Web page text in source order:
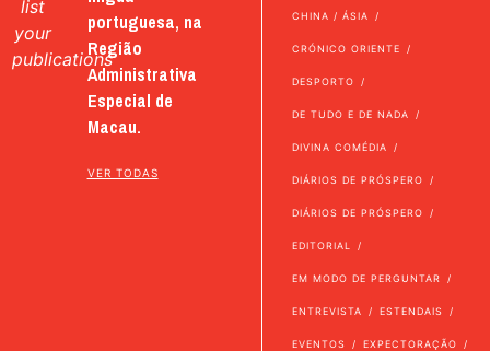
list
your
publications
portuguesa, na
Região
Administrativa
Especial de
Macau.
VER TODAS
CHINA / ÁSIA
CRÓNICO ORIENTE
DESPORTO
DE TUDO E DE NADA
DIVINA COMÉDIA
DIÁRIOS DE PRÓSPERO
DIÁRIOS DE PRÓSPERO
EDITORIAL
EM MODO DE PERGUNTAR
ENTREVISTA ESTENDAIS
EVENTOS EXPECTORAÇÃO